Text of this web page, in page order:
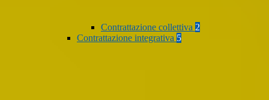
Contrattazione collettiva 2
Contrattazione integrativa 5